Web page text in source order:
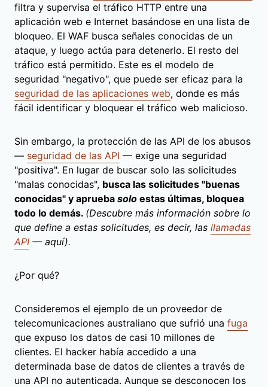
filtra y supervisa el tráfico HTTP entre una
aplicación web e Internet basándose en una lista de
bloqueo. El WAF busca señales conocidas de un
ataque, y luego actúa para detenerlo. El resto del
tráfico está permitido. Este es el modelo de
seguridad "negativo", que puede ser eficaz para la
seguridad de las aplicaciones web, donde es más
fácil identificar y bloquear el tráfico web malicioso.
Sin embargo, la protección de las API de los abusos
— seguridad de las API — exige una seguridad
"positiva". En lugar de buscar solo las solicitudes
"malas conocidas", busca las solicitudes "buenas
conocidas" y aprueba solo estas últimas, bloquea
todo lo demás. (Descubre más información sobre lo
que define a estas solicitudes, es decir, las llamadas
API — aquí).
¿Por qué?
Consideremos el ejemplo de un proveedor de
telecomunicaciones australiano que sufrió una fuga
que expuso los datos de casi 10 millones de
clientes. El hacker había accedido a una
determinada base de datos de clientes a través de
una API no autenticada. Aunque se desconocen los